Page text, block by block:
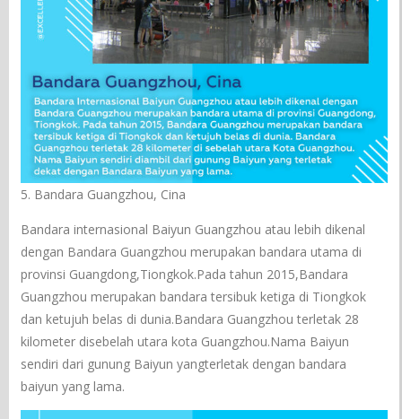
5. Bandara Guangzhou, Cina
Bandara internasional Baiyun Guangzhou atau lebih dikenal
dengan Bandara Guangzhou merupakan bandara utama di
provinsi Guangdong,Tiongkok.Pada tahun 2015,Bandara
Guangzhou merupakan bandara tersibuk ketiga di Tiongkok
dan ketujuh belas di dunia.Bandara Guangzhou terletak 28
kilometer disebelah utara kota Guangzhou.Nama Baiyun
sendiri dari gunung Baiyun yangterletak dengan bandara
baiyun yang lama.